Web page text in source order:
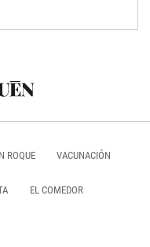
ROQUE VACUNACIÓN
EL COMEDOR